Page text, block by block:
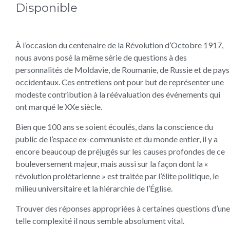
Disponible
À l’occasion du centenaire de la Révolution d’Octobre 1917,
nous avons posé la même série de questions à des
personnalités de Moldavie, de Roumanie, de Russie et de pays
occidentaux. Ces entretiens ont pour but de représenter une
modeste contribution à la réévaluation des événements qui
ont marqué le XXe siècle.
Bien que 100 ans se soient écoulés, dans la conscience du
public de l’espace ex-communiste et du monde entier, il y a
encore beaucoup de préjugés sur les causes profondes de ce
bouleversement majeur, mais aussi sur la façon dont la «
révolution prolétarienne » est traitée par l’élite politique, le
milieu universitaire et la hiérarchie de l’Église.
Trouver des réponses appropriées à certaines questions d’une
telle complexité il nous semble absolument vital.